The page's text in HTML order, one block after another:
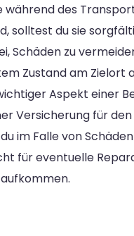
während des
solltest du sie
Schäden zu
Zustand am Zielort
Aspekt einer
Versicherung für den
im Falle von
für eventuelle